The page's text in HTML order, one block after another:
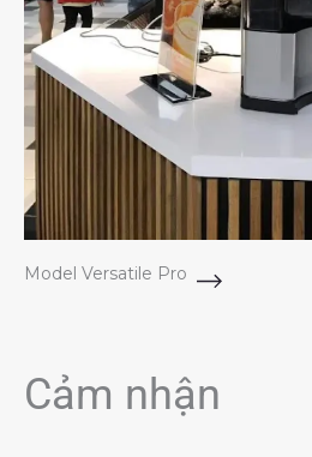
Model Versatile Pro
Cảm nhận